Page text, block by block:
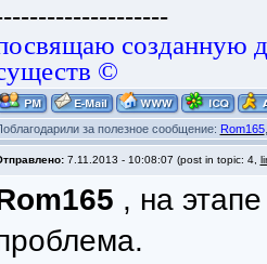
созданную
©
за полезное сообщение: Rom165
7.11.2013 - 10:08:07 (post in topic: 4,
, на